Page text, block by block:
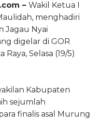
– Wakil Ketua I
menghadiri
Jagau Nyai
digelar di GOR
Selasa (19/5)
Kabupaten
sejumlah
finalis asal Murung